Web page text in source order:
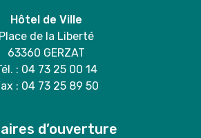
Hôtel de Ville
Place de la Liberté
63360 GERZAT
: 04 73 25 00 14
: 04 73 25 89 50
d’ouverture